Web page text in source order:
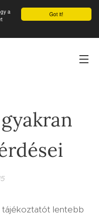
Got it!
a
tájékoztatót lentebb